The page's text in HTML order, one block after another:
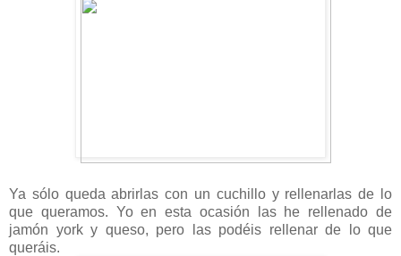
Ya sólo queda abrirlas con un cuchillo y rellenarlas de lo
que queramos. Yo en esta ocasión las he rellenado de
jamón york y queso, pero las podéis rellenar de lo que
queráis.